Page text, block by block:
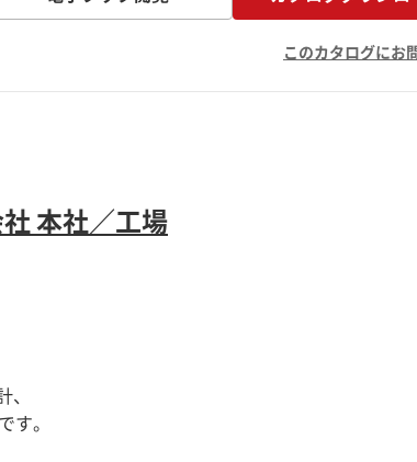
このカタログにお
本社／工場
す。